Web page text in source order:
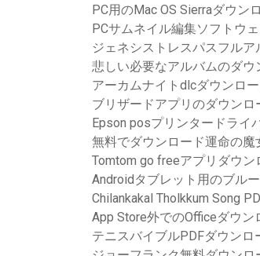
PC用のMac OS Sierraダウン
PCサムネイル編集ソフトウ
ジェネシストレスパスフル
悲しい必要なアルバムのダウ
アーカムナイトdlcダウンロ
ブリザードアプリのダウン
Epson posプリンタードライ
無料でダウンロード運命の魔
Tomtom go freeアプリダウン
Androidタブレット用のブル
Chilankakal Tholkkum Song
App Store外でのOfficeダウン
テニスバイブルPDFダウンロ